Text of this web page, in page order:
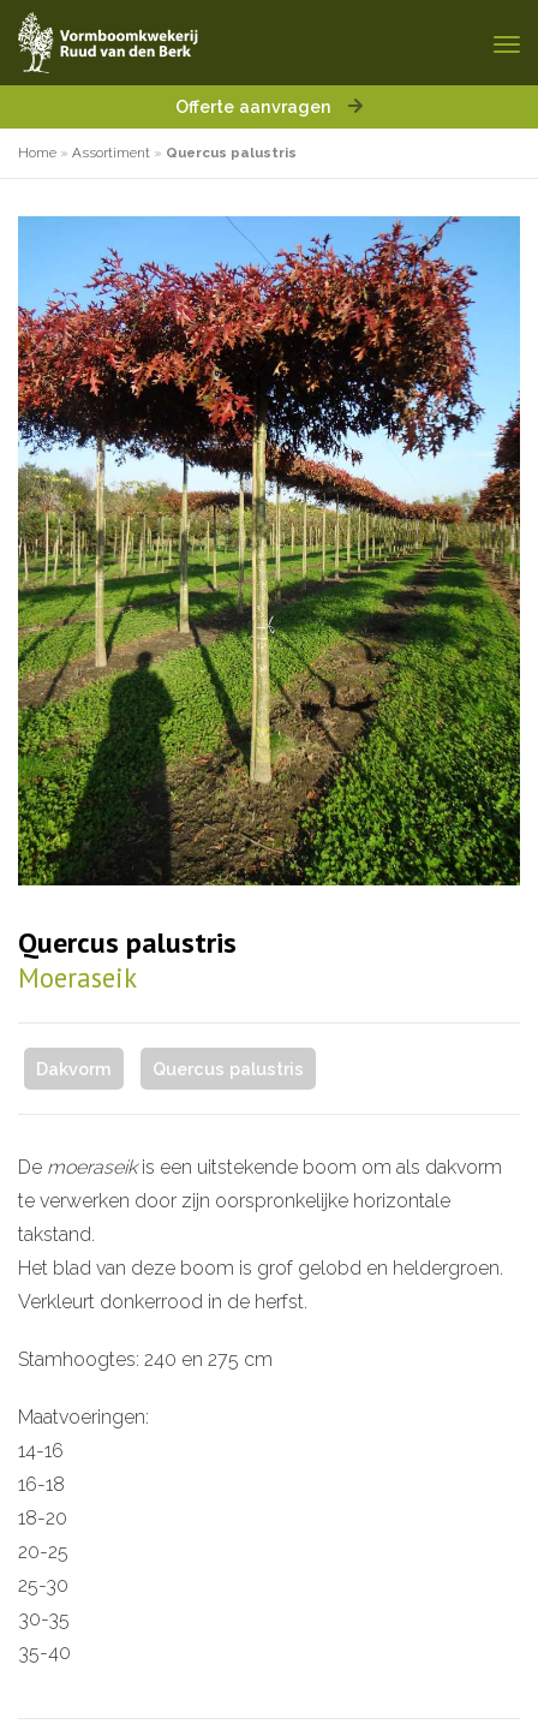
Offerte aanvragen
Home » Assortiment » Quercus palustris
Quercus palustris
Moeraseik
Dakvorm Quercus palustris
De moeraseikis een uitstekende boom om als dakvorm
te verwerken door zijn oorspronkelijke horizontale
takstand.
Het blad van deze boom is grof gelobd en heldergroen.
Verkleurt donkerrood in de herfst.
Stamhoogtes: 240 en 275 cm
Maatvoeringen:
14-16
16-18
18-20
20-25
25-30
30-35
35-40